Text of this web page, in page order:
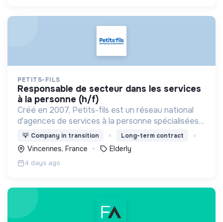
PETITS-FILS
responsable de secteur dans les services
à la personne (h/f)
Créé en 2007, Petits-fils est un réseau national
d'agences de services à la personne spécialisées
dans l'aide à domicile pour les personnes âgées.
💡 Company in transition Long-term contract
Vincennes, France Elderly
4 days ago